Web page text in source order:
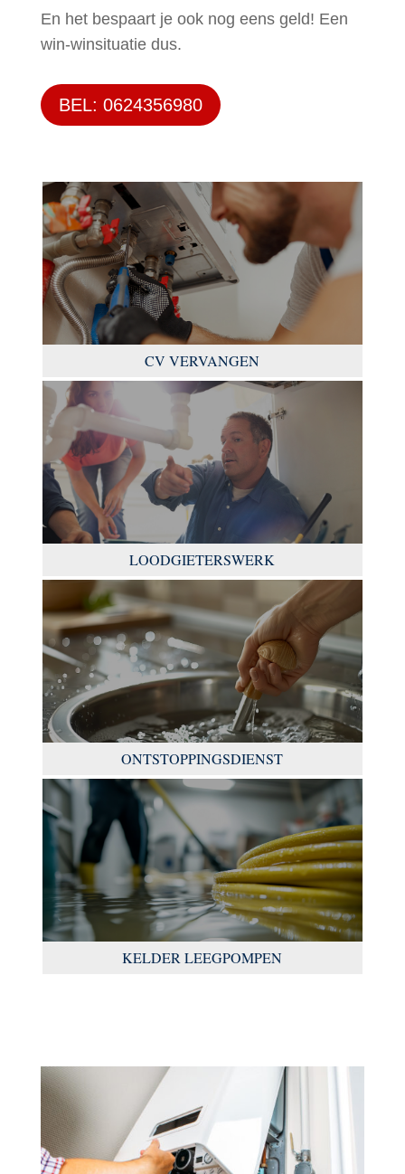
En het bespaart je ook nog eens geld! Een
win-winsituatie dus.
BEL: 0624356980
CV VERVANGEN
LOODGIETERSWERK
ONTSTOPPINGSDIENST
KELDER LEEGPOMPEN